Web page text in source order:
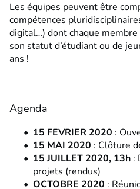
Les équipes peuvent être
compétences
digital…) dont chaque
son statut d’étudiant ou de
ans !
Agenda
15 FEVRIER 2020 :
15 MAI 2020 : Clôture
15 JUILLET 2020, 13h :
projets (rendus)
OCTOBRE 2020 :